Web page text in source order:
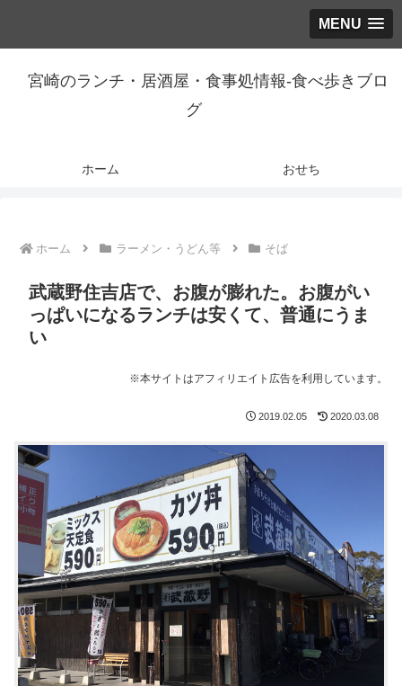
MENU
宮崎のランチ・居酒屋・食事処情報-食べ歩きブロ
グ
ホーム おせち
ホーム ラーメン・うどん等 そば
武蔵野住吉店で、お腹が膨れた。お腹がい
っぱいになるランチは安くて、普通にうま
い
※本サイトはアフィリエイト広告を利用しています。
2019.02.05 2020.03.08